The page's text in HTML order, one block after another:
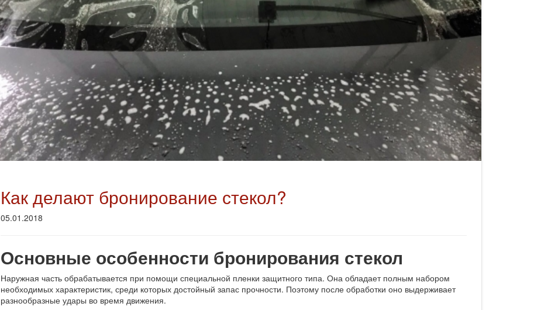
Как делают бронирование стекол?
05.01.2018
Основные особенности бронирования стекол
Наружная часть обрабатывается при помощи специальной пленки защитного типа. Она обладает полным набором
необходимых характеристик, среди которых достойный запас прочности. Поэтому после обработки оно выдерживает
разнообразные удары во время движения.